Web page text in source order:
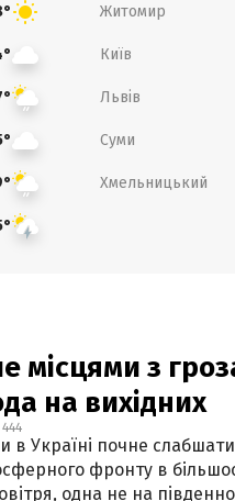
Житомир
Київ
Львів
Суми
Хмельницький
місцями з
на вихідних
444
в Україні почне
фронту в
одна не на